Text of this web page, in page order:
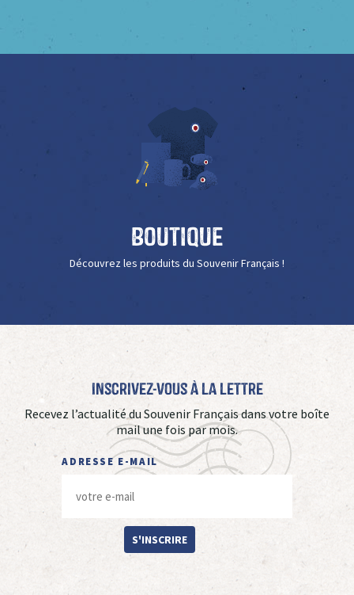
Boutique
Découvrez les produits du Souvenir Français !
Inscrivez-vous à La Lettre
Recevez l’actualité du Souvenir Français dans votre boîte
mail une fois par mois.
ADRESSE E-MAIL
S'INSCRIRE